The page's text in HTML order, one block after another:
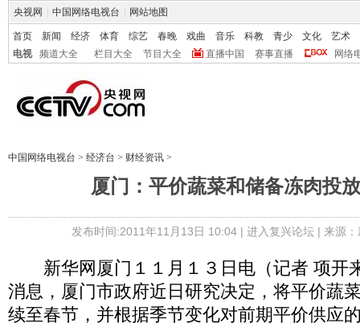
央视网 中国网络电视台 网站地图
首页 新闻 经济 体育 综艺 春晚 戏曲 音乐 科教 青少 文化
艺术
电视
频道大全 栏目大全 节目大全 直播中国 赛事直播 网络
中国网络电视台 > 经济台 > 财经资讯 >
厦门：平价蔬菜和储备冻肉投
发布时间:2011年11月13日 10:04 | 进入复兴论坛| 来源
新华网厦门１１月１３日电（记者 项开
消息，厦门市政府近日研究决定，将平价蔬
续至春节，并根据季节变化对前期平价供应